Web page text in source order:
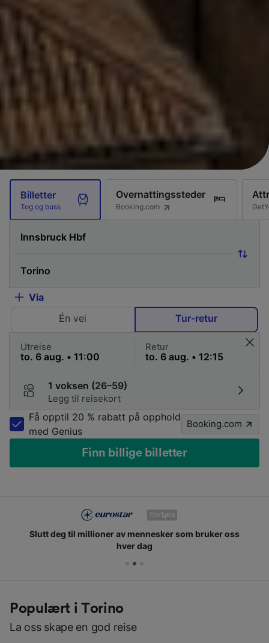
Billetter
Tog og buss
Overnattingssteder
Booking.com
Via
Én vei
Tur-retur
Utreise Retur
1 voksen (26–59)
Legg til reisekort
Få opptil 20 % rabatt på opphold
med Genius
Booking.com
Finn billige billetter
Slutt deg til millioner av mennesker som bruker oss
hver dag
Populært i Torino
La oss skape en god reise